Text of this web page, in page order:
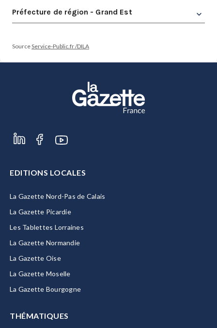
Préfecture de région - Grand Est
SourceService-Public.fr /DILA
EDITIONS LOCALES
La Gazette Nord-Pas de Calais
La Gazette Picardie
Les Tablettes Lorraines
La Gazette Normandie
La Gazette Oise
La Gazette Moselle
La Gazette Bourgogne
THÉMATIQUES